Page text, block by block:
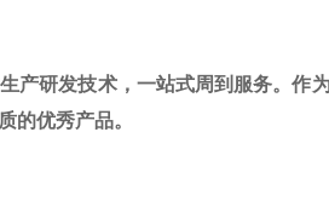
产研发技术，一站式周到服务。作
的优秀产品。